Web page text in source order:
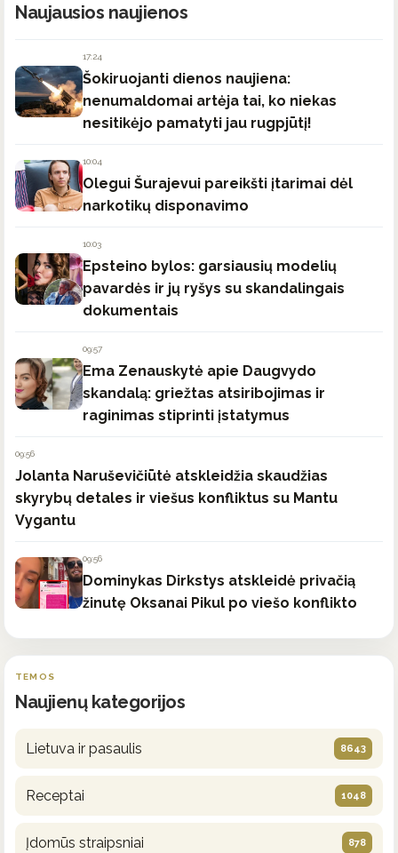
Naujausios naujienos
17:24
Šokiruojanti dienos naujiena:
nenumaldomai artėja tai, ko niekas
nesitikėjo pamatyti jau rugpjūtį!
10:04
Olegui Šurajevui pareikšti įtarimai dėl
narkotikų disponavimo
10:03
Epsteino bylos: garsiausių modelių
pavardės ir jų ryšys su skandalingais
dokumentais
09:57
Ema Zenauskytė apie Daugvydo
skandalą: griežtas atsiribojimas ir
raginimas stiprinti įstatymus
09:56
Jolanta Naruševičiūtė atskleidžia skaudžias
skyrybų detales ir viešus konfliktus su Mantu
Vygantu
09:56
Dominykas Dirkstys atskleidė privačią
žinutę Oksanai Pikul po viešo konflikto
TEMOS
Naujienų kategorijos
Lietuva ir pasaulis 8643
Receptai 1048
Įdomūs straipsniai 878